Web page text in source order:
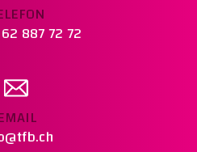
887 72 72